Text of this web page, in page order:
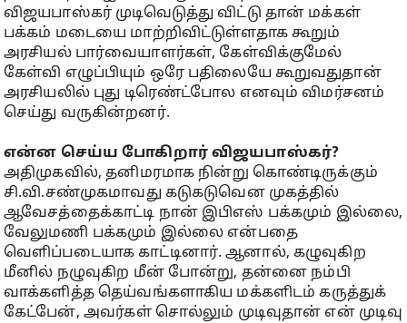
விஜயபாஸ்கர் முடிவெடுத்து விட்டு தான் மக்கள்
பக்கம் மடையை மாற்றிவிட்டுள்ளதாக கூறும்
அரசியல் பார்வையாளர்கள், கேள்விக்குமேல்
கேள்வி எழுப்பியும் ஒரே பதிலையே கூறுவதுதான்
அரசியலில் புது டிரெண்ட்போல எனவும் விமர்சனம்
செய்து வருகின்றனர்.
என்ன செய்ய போகிறார் விஜயபாஸ்கர்?
அதிமுகவில், தனிமரமாக நின்று கொண்டிருக்கும்
சி.வி.சண்முகமாவது கடுகடுவென முகத்தில்
ஆவேசத்தைக்காட்டி நான் இபிஎஸ் பக்கமும் இல்லை,
வேலுமணி பக்கமும் இல்லை என்பதை
வெளிப்படையாக காட்டினார். ஆனால், கழுவுகிற
மீனில் நழுவுகிற மீன் போன்று, தன்னை நம்பி
வாக்களித்த தெய்வங்களாகிய மக்களிடம் கருத்துக்
கேட்பேன், அவர்கள் சொல்லும் முடிவுதான் என் முடிவு